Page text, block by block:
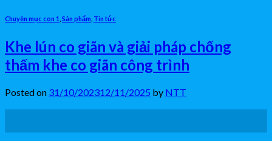
Chuyên mục con 1 Sản phẩm Tin tức
Khe lún co giãn và giải pháp chống
thấm khe co giãn công trình
Posted on 31/10/202312/11/2025 by NTT